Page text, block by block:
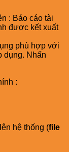
: Báo cáo tài
được kết xuất
phù hợp với
dụng. Nhấn
:
hệ thống (file